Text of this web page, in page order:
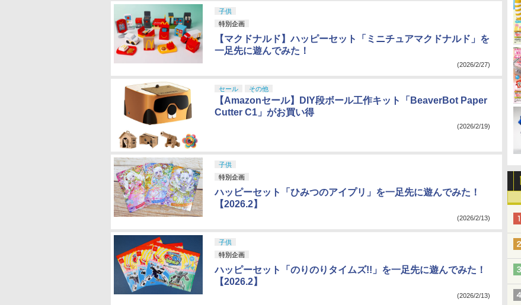
子供
特別企画
【マクドナルド】ハッピーセット「ミニチュアマクドナルド」を
一足先に遊んでみた！
(2026/2/27)
セール その他
【Amazonセール】DIY段ボール工作キット「BeaverBot Paper
Cutter C1」がお買い得
(2026/2/19)
子供
特別企画
ハッピーセット「ひみつのアイプリ」を一足先に遊んでみた！
【2026.2】
(2026/2/13)
子供
特別企画
ハッピーセット「のりのりタイムズ!!」を一足先に遊んでみた！
【2026.2】
(2026/2/13)